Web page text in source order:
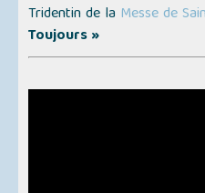
Tridentin de la Messe de
Toujours »